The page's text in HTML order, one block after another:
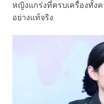
หญิงแกร่งที่ครบเครื่องทั้ง
อย่างแท้จริง